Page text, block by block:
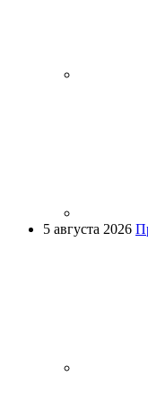
5 августа 2026